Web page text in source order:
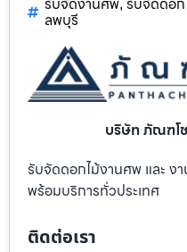
,
ลพบุรี
บริษัท ภัณฑโ
รับจัดดอกไม้งานศพ และ งา
พร้อมบริการทั่วประเทศ
ติดต่อเรา